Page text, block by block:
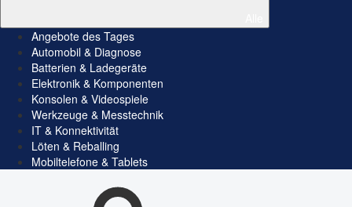
Angebote des Tages
Automobil & Diagnose
Batterien & Ladegeräte
Elektronik & Komponenten
Konsolen & Videospiele
Werkzeuge & Messtechnik
IT & Konnektivität
Löten & Reballing
Mobiltelefone & Tablets